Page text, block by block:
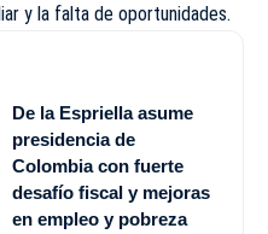
y la falta de oportunidades.
De la Espriella asume
presidencia de
Colombia con fuerte
desafío fiscal y mejoras
en empleo y pobreza